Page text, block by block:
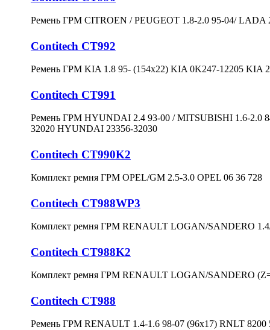
Ремень ГРМ CITROEN / PEUGEOT 1.8-2.0 95-04/ LADA
Contitech CT992
Ремень ГРМ KIA 1.8 95- (154x22) KIA 0K247-12205 KIA
Contitech CT991
Ремень ГРМ HYUNDAI 2.4 93-00 / MITSUBISHI 1.6-2.0
32020 HYUNDAI 23356-32030
Contitech CT990K2
Комплект ремня ГРМ OPEL/GM 2.5-3.0 OPEL 06 36 728
Contitech CT988WP3
Комплект ремня ГРМ RENAULT LOGAN/SANDERO
Contitech CT988K2
Комплект ремня ГРМ RENAULT LOGAN/SANDERO
Contitech CT988
Ремень ГРМ RENAULT 1.4-1.6 98-07 (96x17) RNLT 8200